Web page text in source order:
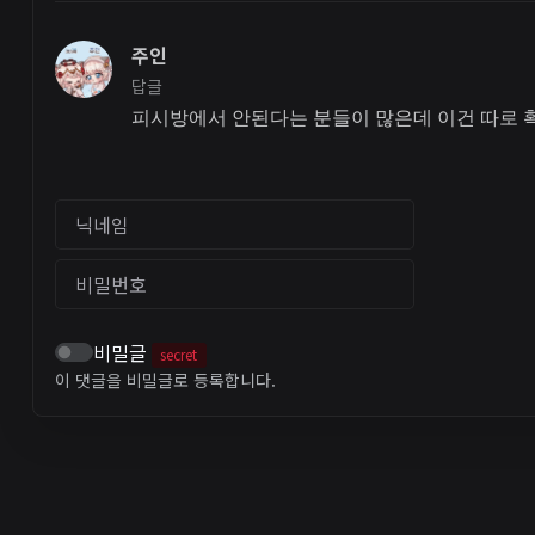
주인
답글
피시방에서 안된다는 분들이 많은데 이건 따로
닉네임
비밀번호
비밀글 secret
이 댓글을 비밀글로 등록합니다.